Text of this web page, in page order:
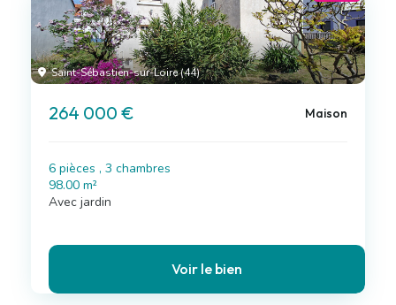
Saint-Sébastien-sur-Loire (44)
264 000 € Maison
6 pièces , 3 chambres
98.00 m²
Avec jardin
Voir le bien